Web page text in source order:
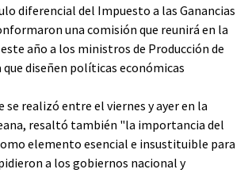
diferencial del Impuesto a las Ganancias
una comisión que reunirá en la
año a los ministros de Producción de
diseñen políticas económicas
se realizó entre el viernes y ayer en la
resaltó también "la importancia del
elemento esencial e insustituible para
a los gobiernos nacional y